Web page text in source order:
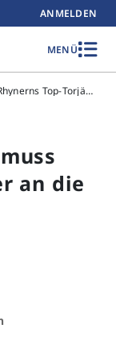
ANMELDEN
MENÜ
Lipperoder A-Jugend muss Rhynerns Top-Torjäger an die Kette legen
an die